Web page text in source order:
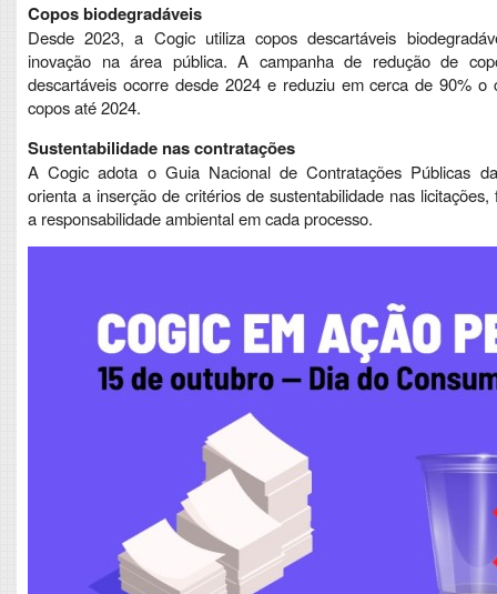
Copos biodegradáveis
Desde 2023, a Cogic utiliza copos descartáveis
inovação na área pública. A campanha de redução de
descartáveis ocorre desde 2024 e reduziu em cerca de 90% o
copos até 2024.
Sustentabilidade nas contratações
A Cogic adota o Guia Nacional de Contratações Públicas
orienta a inserção de critérios de sustentabilidade nas licitações,
a responsabilidade ambiental em cada processo.